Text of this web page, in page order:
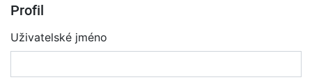
Profil
Uživatelské jméno